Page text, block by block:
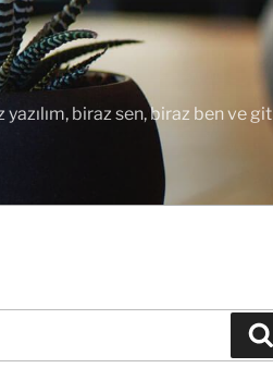
biraz sen, biraz ben ve git